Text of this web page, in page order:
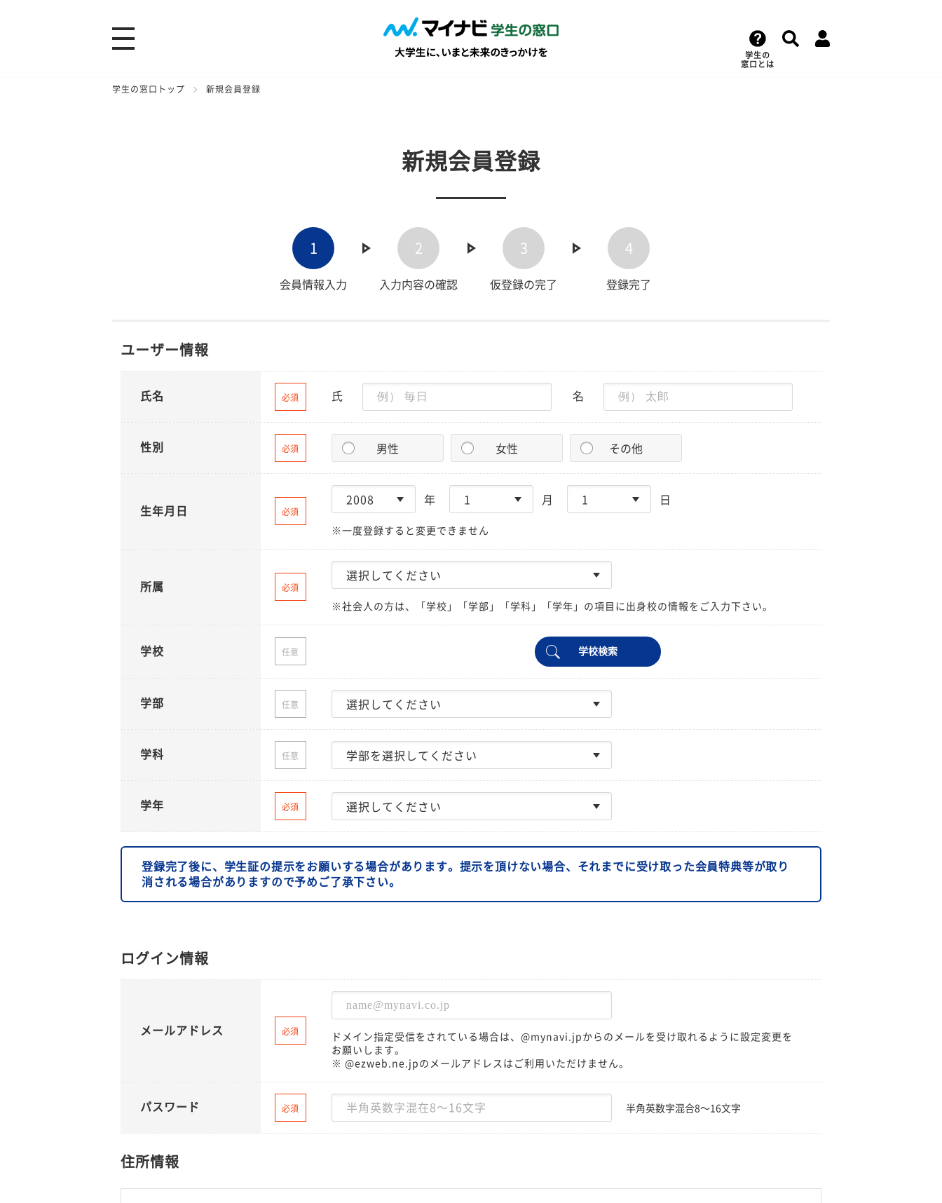
学生の
窓口とは
学生の窓口トップ 新規会員登録
新規会員登録
1
会員情報入力
2
入力内容の確認
3
仮登録の完了
4
登録完了
ユーザー情報
氏名 必須 氏 名
性別 必須 男性 女性 その他
生年月日 必須
年 月 日
※一度登録すると変更できません
所属 必須
※社会人の方は、「学校」「学部」「学科」「学年」の項目に出身校の情報をご入力下さい。
学校 任意 学校検索
学部 任意
学科 任意
学年 必須
登録完了後に、学生証の提示をお願いする場合があります。提示を頂けない場合、それまでに受け取った会員特典等が取り
消される場合がありますので予めご了承下さい。
ログイン情報
メールアドレス 必須
ドメイン指定受信をされている場合は、@mynavi.jpからのメールを受け取れるように設定変更を
お願いします。
※ @ezweb.ne.jpのメールアドレスはご利用いただけません。
パスワード 必須 半角英数字混合8〜16文字
住所情報